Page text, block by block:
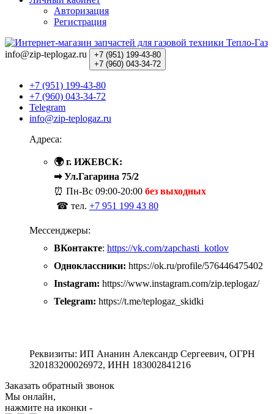
Авторизация
Регистрация
info@zip-teplogaz.ru +7 (951) 199-43-80
+7 (960) 043-34-72
+7 (951) 199-43-80
+7 (960) 043-34-72
Telegram
info@zip-teplogaz.ru
Адреса:
🌍 г. ИЖЕВСК:
➡ Ул.Гагарина 75/2
⏰ Пн-Вс 09:00-20:00 без выходных
☎ тел. +7 951 199 43 80
Мессенджеры:
ВКонтакте: https://vk.com/zapchasti_kotlov
Одноклассники: https://ok.ru/profile/576446475402
Instagram: https://www.instagram.com/zip.teplogaz/
Telegram: https://t.me/teplogaz_skidki
Реквизиты: ИП Ананин Александр Сергеевич, ОГРН
320183200026972, ИНН 183002841216
Заказать обратный звонок
Мы онлайн,
нажмите на иконки -